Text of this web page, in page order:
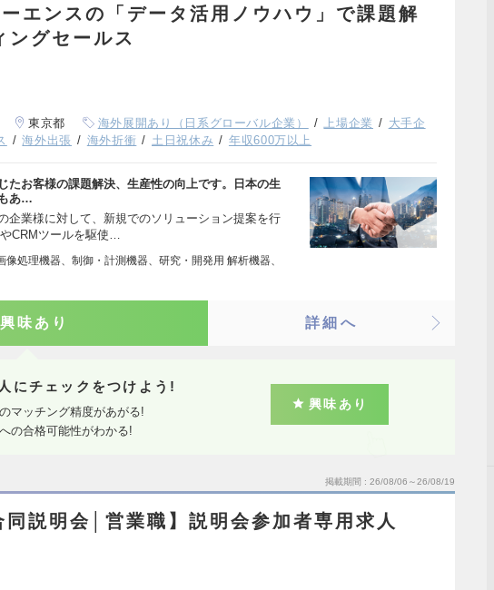
ーエンスの「データ活用ノウハウ」で課題解
ングセールス
東京都 海外展開あり（日系グローバル企業） 上場企業
大手企
海外出張 海外折衝 土日祝休み 年収600万以上
たお客様の課題解決、生産性の向上です。日本の生
あ…
企業様に対して、新規でのソリューション提案を行
CRMツールを駆使…
像処理機器、制御・計測機器、研究・開発用 解析機器、
興味あり 詳細へ
にチェックをつけよう!
マッチング精度があがる!
の合格可能性がわかる!
興味あり
掲載期間 26/08/06～26/08/19
同説明会│営業職】説明会参加者専用求人